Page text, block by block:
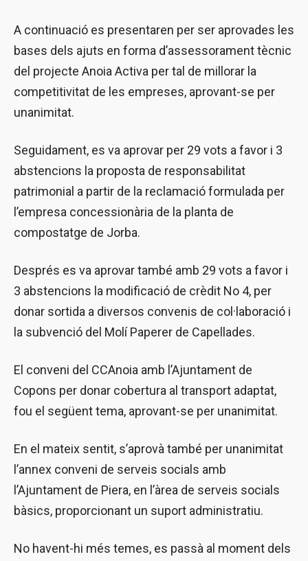
A continuació es presentaren per ser aprovades les
bases dels ajuts en forma d’assessorament tècnic
del projecte Anoia Activa per tal de millorar la
competitivitat de les empreses, aprovant-se per
unanimitat.
Seguidament, es va aprovar per 29 vots a favor i 3
abstencions la proposta de responsabilitat
patrimonial a partir de la reclamació formulada per
l’empresa concessionària de la planta de
compostatge de Jorba.
Després es va aprovar també amb 29 vots a favor i
3 abstencions la modificació de crèdit No 4, per
donar sortida a diversos convenis de col·laboració i
la subvenció del Molí Paperer de Capellades.
El conveni del CCAnoia amb l’Ajuntament de
Copons per donar cobertura al transport adaptat,
fou el següent tema, aprovant-se per unanimitat.
En el mateix sentit, s’aprovà també per unanimitat
l’annex conveni de serveis socials amb
l’Ajuntament de Piera, en l’àrea de serveis socials
bàsics, proporcionant un suport administratiu.
No havent-hi més temes, es passà al moment dels